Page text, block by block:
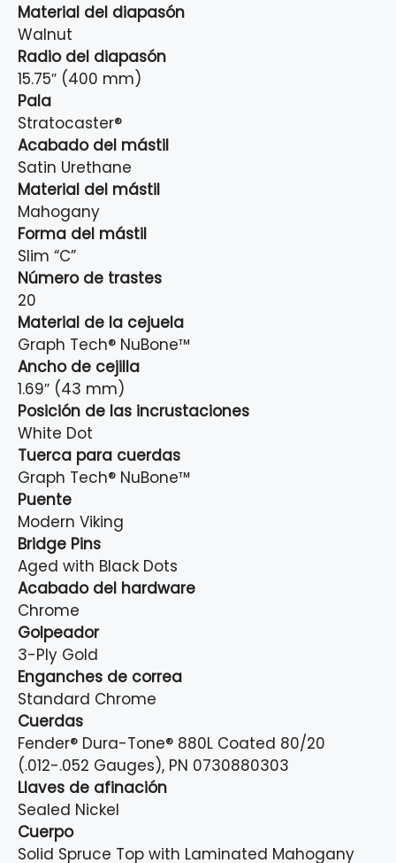
Material del diapasón
Walnut
Radio del diapasón
15.75″ (400 mm)
Pala
Stratocaster®
Acabado del mástil
Satin Urethane
Material del mástil
Mahogany
Forma del mástil
Slim “C”
Número de trastes
20
Material de la cejuela
Graph Tech® NuBone™
Ancho de cejilla
1.69″ (43 mm)
Posición de las incrustaciones
White Dot
Tuerca para cuerdas
Graph Tech® NuBone™
Puente
Modern Viking
Bridge Pins
Aged with Black Dots
Acabado del hardware
Chrome
Golpeador
3-Ply Gold
Enganches de correa
Standard Chrome
Cuerdas
Fender® Dura-Tone® 880L Coated 80/20
(.012-.052 Gauges), PN 0730880303
Llaves de afinación
Sealed Nickel
Cuerpo
Solid Spruce Top with Laminated Mahogany